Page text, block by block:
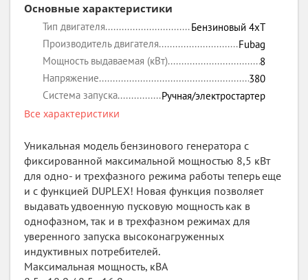
Основные характеристики
Тип двигателя
Бензиновый 4xT
Производитель двигателя
Fubag
Мощность выдаваемая (кВт)
8
Напряжение
380
Система запуска
Ручная/электростартер
Все характеристики
Уникальная модель бензинового генератора с
фиксированной максимальной мощностью 8,5 кВт
для одно- и трехфазного режима работы теперь еще
и с функцией DUPLEX! Новая функция позволяет
выдавать удвоенную пусковую мощность как в
однофазном, так и в трехфазном режимах для
уверенного запуска высоконагруженных
индуктивных потребителей.
Максимальная мощность, кВА